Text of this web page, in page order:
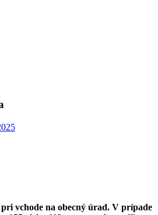
vchode na obecný úrad. V prípade